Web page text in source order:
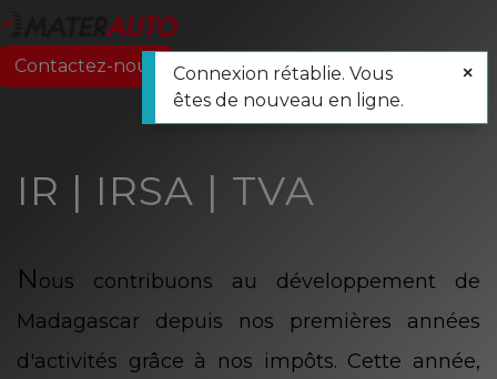
Contactez-nous
IR | IRSA | TVA
Nous contribuons au développement de
Madagascar depuis nos premières années
d'activités grâce à nos impôts. Cette année,
Connexion rétablie. Vous
êtes de nouveau en ligne.